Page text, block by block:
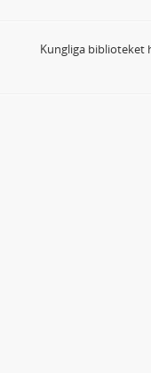
Kungliga biblioteket